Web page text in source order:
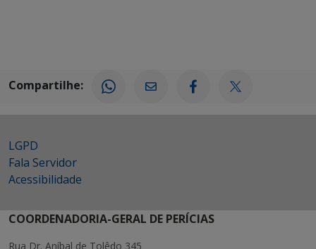
Compartilhe:
LGPD
Fala Servidor
Acessibilidade
COORDENADORIA-GERAL DE PERÍCIAS
Rua Dr. Aníbal de Tolêdo 345